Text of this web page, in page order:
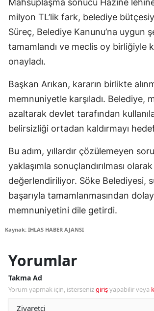
Mahsuplaşma sonucu Hazine
milyon TL’lik fark, belediye
Süreç, Belediye Kanunu’na uygun
tamamlandı ve meclis oy birliğiyle
onayladı.
Başkan Arıkan, kararın birlikte
memnuniyetle karşıladı. Belediye,
azaltarak devlet tarafından
belirsizliği ortadan kaldırmayı
Bu adım, yıllardır çözülemeyen
yaklaşımla sonuçlandırılması olarak
değerlendiriliyor. Söke Belediyesi,
başarıyla tamamlanmasından
memnuniyetini dile getirdi.
Kaynak: İHLAS HABER AJANSI
Yorumlar
Takma Ad
Yorum yapmak için, istersenizgirişyapabilir veya